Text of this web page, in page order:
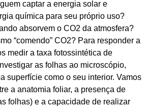
captar a energia solar e
química para seu próprio uso?
absorvem o CO2 da atmosfera?
“comendo” CO2? Para responder a
medir a taxa fotossintética de
as folhas ao microscópio,
superfície como o seu interior. Vamos
a anatomia foliar, a presença de
folhas) e a capacidade de realizar